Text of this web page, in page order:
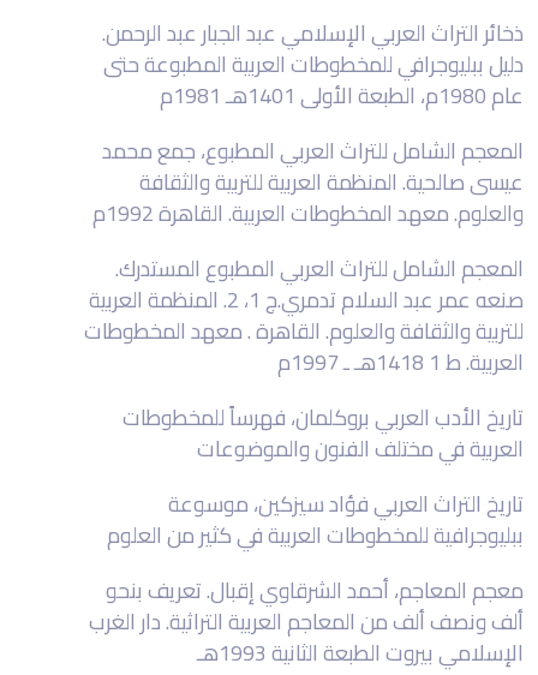
ذخائر التراث العربي الإسلامي عبد الجبار عبد الرحمن.
دليل ببليوجرافي للمخطوطات العربية المطبوعة حتى
عام 1980م، الطبعة الأولى 1401هـ 1981م
المعجم الشامل للتراث العربي المطبوع، جمع محمد
عيسى صالحية. المنظمة العربية للتربية والثقافة
والعلوم. معهد المخطوطات العربية. القاهرة 1992م
المعجم الشامل للتراث العربي المطبوع المستدرك.
صنعه عمر عبد السلام تدمري.ج 1، 2. المنظمة العربية
للتربية والثقافة والعلوم. القاهرة . معهد المخطوطات
العربية. ط 1 1418هـ ـ 1997م
تاريخ الأدب العربي بروكلمان، فهرساً للمخطوطات
العربية في مختلف الفنون والموضوعات
تاريخ التراث العربي فؤاد سيزكين، موسوعة
ببليوجرافية للمخطوطات العربية في كثير من العلوم
معجم المعاجم، أحمد الشرقاوي إقبال. تعريف بنحو
ألف ونصف ألف من المعاجم العربية التراثية. دار الغرب
الإسلامي بيروت الطبعة الثانية 1993هـ